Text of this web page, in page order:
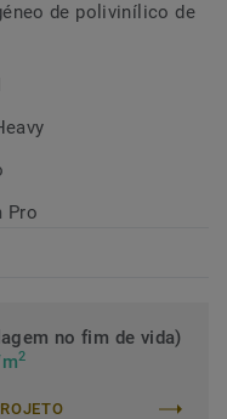
de polivinílico de
Pro
no fim de vida)
2